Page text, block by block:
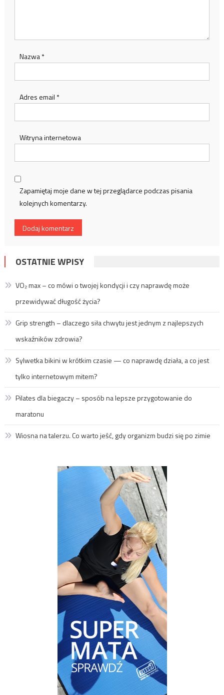
Nazwa*
Adres email *
Witryna internetowa
Zapamiętaj moje dane w tej przeglądarce podczas pisania
kolejnych komentarzy.
OSTATNIE WPISY
VO₂ max – co mówi o twojej kondycji i czy naprawdę może
przewidywać długość życia?
Grip strength – dlaczego siła chwytu jest jednym z najlepszych
wskaźników zdrowia?
Sylwetka bikini w krótkim czasie — co naprawdę działa, a co jest
tylko internetowym mitem?
Pilates dla biegaczy – sposób na lepsze przygotowanie do
maratonu
Wiosna na talerzu. Co warto jeść, gdy organizm budzi się po zimie